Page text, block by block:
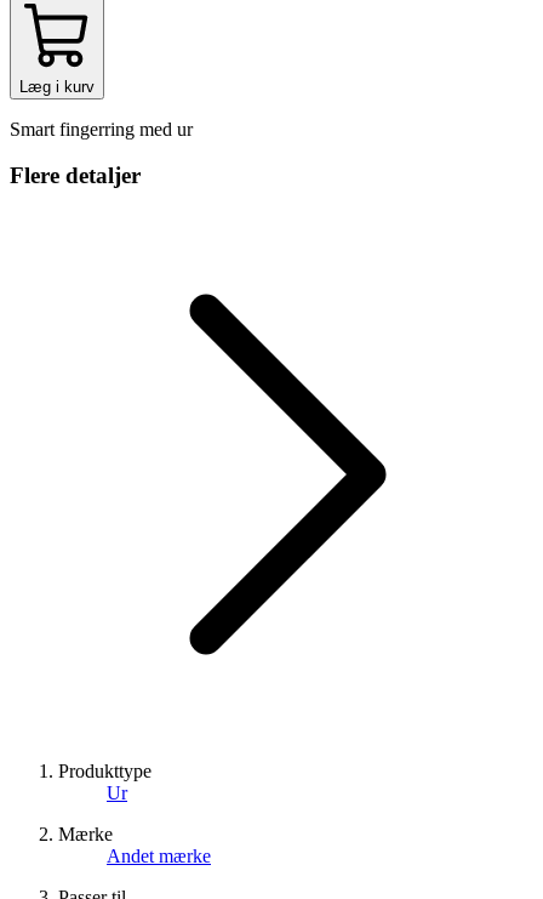
Læg i kurv
Smart fingerring med ur
Flere detaljer
Produkttype
Ur
Mærke
Andet mærke